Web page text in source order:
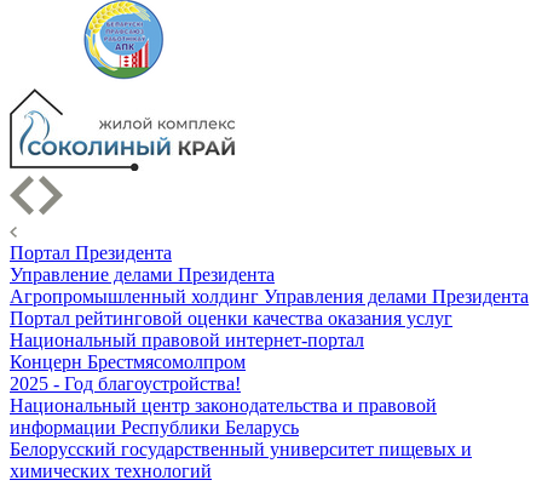
Портал Президента
Управление делами Президента
Агропромышленный холдинг Управления делами Президента
Портал рейтинговой оценки качества оказания услуг
Национальный правовой интернет-портал
Концерн Брестмясомолпром
2025 - Год благоустройства!
Национальный центр законодательства и правовой
информации Республики Беларусь
Белорусский государственный университет пищевых и
химических технологий